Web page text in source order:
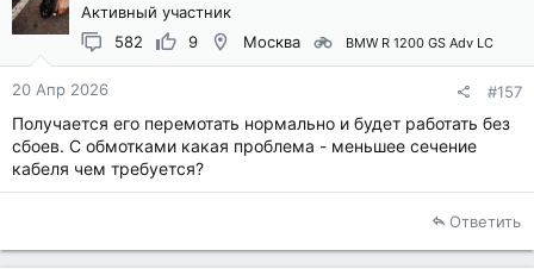
Активный участник
582
9 Москва BMW R 1200 GS Adv LC
20 Апр 2026 #157
Получается его перемотать нормально и будет работать без
сбоев. С обмотками какая проблема - меньшее сечение
кабеля чем требуется?
Ответить